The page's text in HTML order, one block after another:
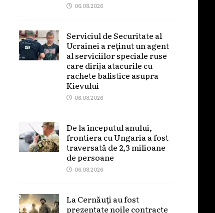
06.08.2026
Serviciul de Securitate al
Ucrainei a reținut un agent
al serviciilor speciale ruse
care dirija atacurile cu
rachete balistice asupra
Kievului
06.08.2026
De la începutul anului,
frontiera cu Ungaria a fost
traversată de 2,3 milioane
de persoane
06.08.2026
La Cernăuți au fost
prezentate noile contracte